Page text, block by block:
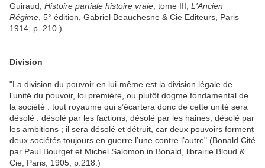
Guiraud, Histoire partiale histoire vraie , tome III, L'Ancien
Régime , 5° édition, Gabriel Beauchesne & Cie Editeurs, Paris
1914, p. 210.)
Division
"La division du pouvoir en lui-même est la division légale de
l’unité du pouvoir, loi première, ou plutôt dogme fondamental de
la société : tout royaume qui s’écartera donc de cette unité sera
désolé : désolé par les factions, désolé par les haines, désolé par
les ambitions ; il sera désolé et détruit, car deux pouvoirs forment
deux sociétés toujours en guerre l’une contre l’autre" (Bonald Cité
par Paul Bourget et Michel Salomon in Bonald, librairie Bloud &
Cie, Paris, 1905, p.218.)